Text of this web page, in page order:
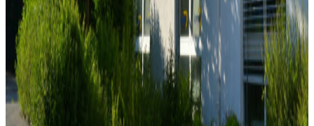
Ein
Customer
Self-Service Portal
ist eine passwortgeschützte Oberfläche,